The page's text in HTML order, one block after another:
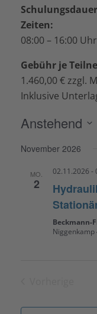
Zeiten: 1. Tag
08:00 – 16:00 Uhr
Gebühr je
1.460,00 € zzgl.
Inklusive
Anstehend
wählen.
November 2026
MO.
2
02.11.2026 -
Beckmann-
Niggenkamp